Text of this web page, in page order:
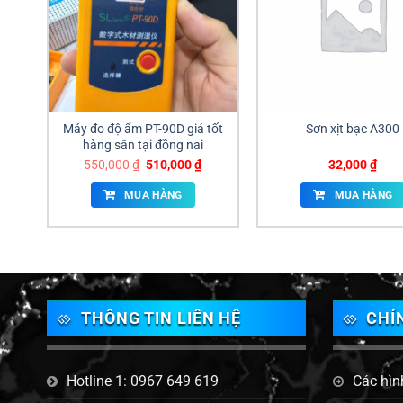
Máy đo độ ẩm PT-90D giá tốt
hàng sẵn tại đồng nai
550,000₫ Giá
là:
550,000 ₫.
510,000₫Giá
hiện
MUA HÀNG
Sơn xịt bạc A300
32,000₫
MUA HÀNG
THÔNG TIN LIÊN HỆ
Hotline 1: 0967 649 619 Các